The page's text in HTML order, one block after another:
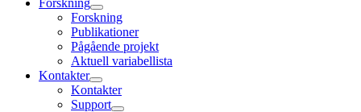
Forskning
Forskning
Publikationer
Pågående projekt
Aktuell variabellista
Kontakter
Kontakter
Support